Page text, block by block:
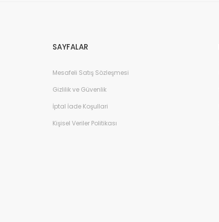
SAYFALAR
Mesafeli Satış Sözleşmesi
Gizlilik ve Güvenlik
İptal İade Koşullari
Kişisel Veriler Politikası